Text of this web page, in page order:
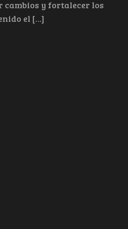
cambios y fortalecer los
el […]